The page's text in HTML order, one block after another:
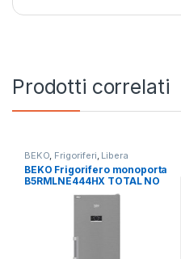
Prodotti correlati
BEKO Frigoriferi Libera
Installazione Monoporta
BEKO Frigorifero monoporta
B5RMLNE444HX TOTAL NO